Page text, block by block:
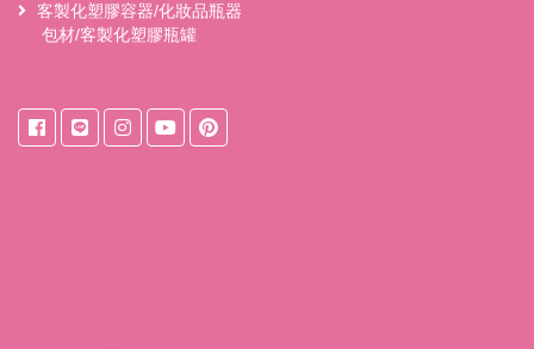
客製化塑膠容器/化妝品瓶器
包材/客製化塑膠瓶罐